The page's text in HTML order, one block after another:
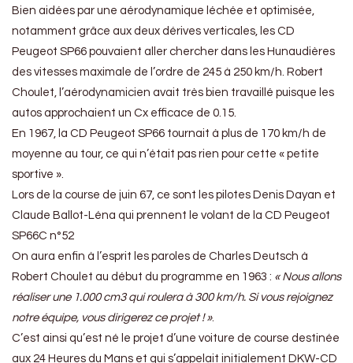
Bien aidées par une aérodynamique léchée et optimisée,
notamment grâce aux deux dérives verticales, les CD
Peugeot SP66 pouvaient aller chercher dans les Hunaudières
des vitesses maximale de l’ordre de 245 à 250 km/h. Robert
Choulet, l’aérodynamicien avait très bien travaillé puisque les
autos approchaient un Cx efficace de 0.15.
En 1967, la CD Peugeot SP66 tournait à plus de 170 km/h de
moyenne au tour, ce qui n’était pas rien pour cette « petite
sportive ».
Lors de la course de juin 67, ce sont les pilotes Denis Dayan et
Claude Ballot-Léna qui prennent le volant de la CD Peugeot
SP66C n°52
On aura enfin à l’esprit les paroles de Charles Deutsch à
Robert Choulet au début du programme en 1963 : « Nous allons
réaliser une 1.000 cm3 qui roulera à 300 km/h. Si vous rejoignez
notre équipe, vous dirigerez ce projet ! ».
C’est ainsi qu’est né le projet d’une voiture de course destinée
aux 24 Heures du Mans et qui s’appelait initialement DKW-CD